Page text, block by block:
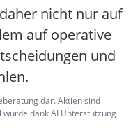
nicht nur auf
auf operative
und
dar. Aktien sind
dank AI Unterstützung